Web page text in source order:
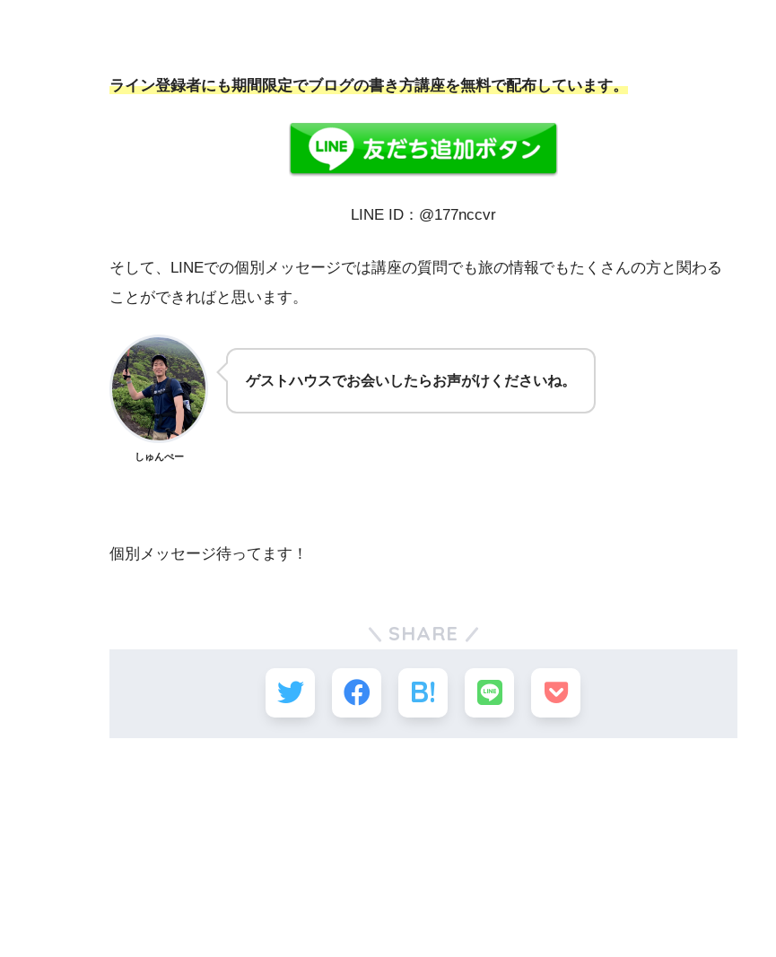
ライン登録者にも期間限定でブログの書き方講座を無料で配布しています。
LINE ID：@177nccvr
そして、LINEでの個別メッセージでは講座の質問でも旅の情報でもたくさんの方と関わる
ことができればと思います。
しゅんぺー
ゲストハウスでお会いしたらお声がけくださいね。
個別メッセージ待ってます！
SHARE